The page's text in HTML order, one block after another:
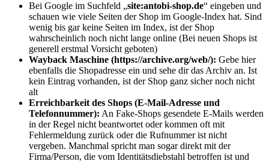
Bei Google im Suchfeld „site:antobi-shop.de“ eingeben und
schauen wie viele Seiten der Shop im Google-Index hat. Sind
wenig bis gar keine Seiten im Index, ist der Shop
wahrscheinlich noch nicht lange online (Bei neuen Shops ist
generell erstmal Vorsicht geboten)
Wayback Maschine (https://archive.org/web/): Gebe hier
ebenfalls die Shopadresse ein und sehe dir das Archiv an. Ist
kein Eintrag vorhanden, ist der Shop ganz sicher noch nicht
alt
Erreichbarkeit des Shops (E-Mail-Adresse und
Telefonnummer): An Fake-Shops gesendete E-Mails werden
in der Regel nicht beantwortet oder kommen oft mit
Fehlermeldung zurück oder die Rufnummer ist nicht
vergeben. Manchmal spricht man sogar direkt mit der
Firma/Person, die vom Identitätsdiebstahl betroffen ist und